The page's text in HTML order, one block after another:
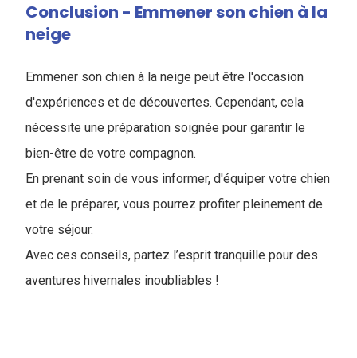
Conclusion - Emmener son chien à la
neige
Emmener son chien à la neige peut être l'occasion
d'expériences et de découvertes. Cependant, cela
nécessite une préparation soignée pour garantir le
bien-être de votre compagnon.
En prenant soin de vous informer, d'équiper votre chien
et de le préparer, vous pourrez profiter pleinement de
votre séjour.
Avec ces conseils, partez l’esprit tranquille pour des
aventures hivernales inoubliables !